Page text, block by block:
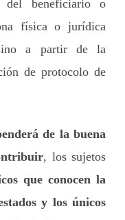
beneficiario o
física o jurídica
a partir de la
de protocolo de
de la buena
, los sujetos
que conocen la
y los únicos